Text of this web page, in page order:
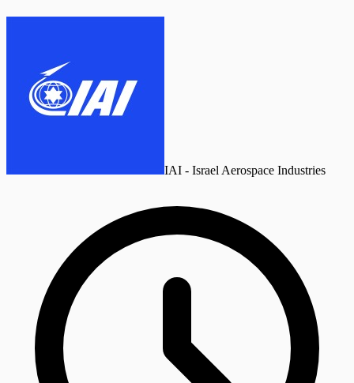
IAI - Israel Aerospace Industries